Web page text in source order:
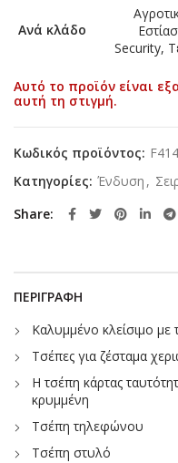
Ανά κλάδο
Security,
Αυτό το προϊόν είναι
αυτή τη στιγμή.
Κωδικός προϊόντος: F414
Κατηγορίες: Ένδυση ,
Share
ΠΕΡΙΓΡΑΦΉ
Καλυμμένο κλείσιμο
Τσέπες για ζέσταμα
Η τσέπη κάρτας
κρυμμένη
Τσέπη τηλεφώνου
Τσέπη στυλό